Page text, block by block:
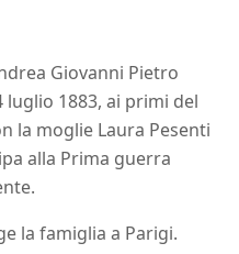
Giovanni Pietro
luglio 1883, ai primi del
la moglie Laura Pesenti
alla Prima guerra
la famiglia a Parigi.